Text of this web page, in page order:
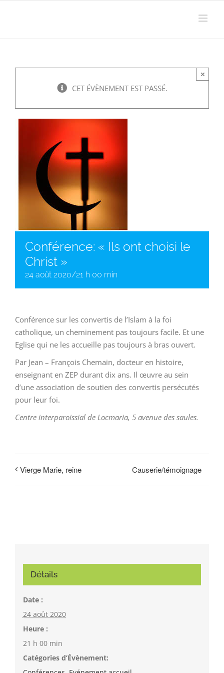
contenu
CET ÉVÈNEMENT EST PASSÉ.
×
Conférence: « Ils ont choisi le
Christ »
24 août 2020/21 h 00 min
Conférence sur les convertis de l’Islam à la foi
catholique, un cheminement pas toujours facile. Et une
Eglise qui ne les accueille pas toujours à bras ouvert.
Par Jean – François Chemain, docteur en histoire,
enseignant en ZEP durant dix ans. Il œuvre au sein
d’une association de soutien des convertis persécutés
pour leur foi.
Centre interparoissial de Locmaria, 5 avenue des saules.
Vierge Marie, reine Causerie/témoignage
Détails
Date :
24 août 2020
Heure :
21 h 00 min
Catégories d’Évènement: